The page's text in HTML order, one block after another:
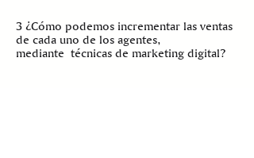
3 ¿Cómo podemos incrementar las ventas
de cada uno de los agentes,
mediante técnicas de marketing digital?